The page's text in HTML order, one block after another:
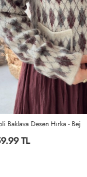
Desen Hırka - Bej